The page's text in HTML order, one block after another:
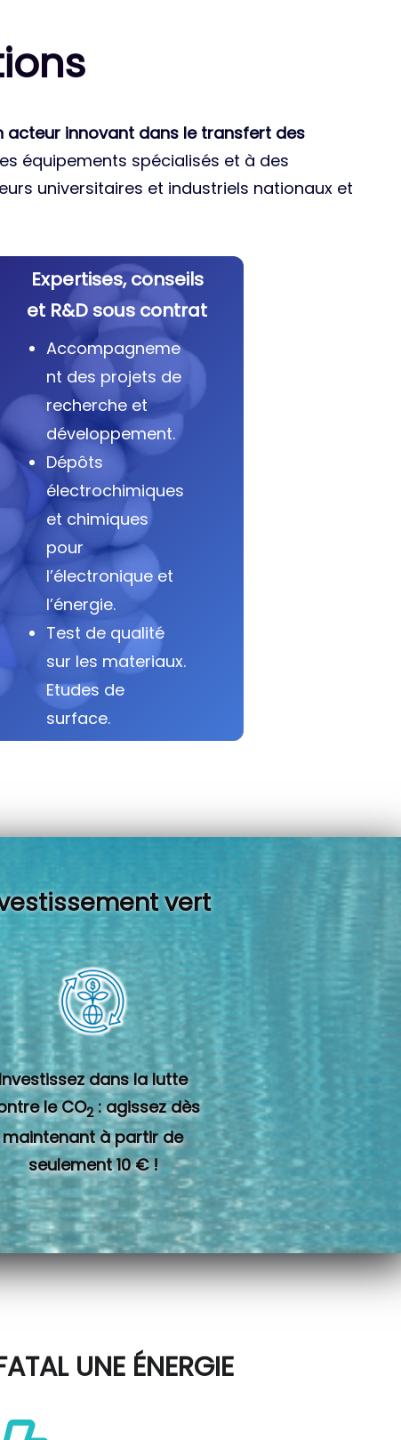
s
acteur innovant dans le transfert des
équipements spécialisés et à des
universitaires et industriels nationaux et
Expertises, conseils
et R&D sous contrat
Accompagneme
nt des projets de
recherche et
développement.
Dépôts
électrochimiques
et chimiques
pour
l’électronique et
l’énergie.
Test de qualité
sur les materiaux.
Etudes de
surface.
vert
dans la lutte
le CO2 : agissez dès
maintenant à partir de
seulement 10 € !
UNE ÉNERGIE